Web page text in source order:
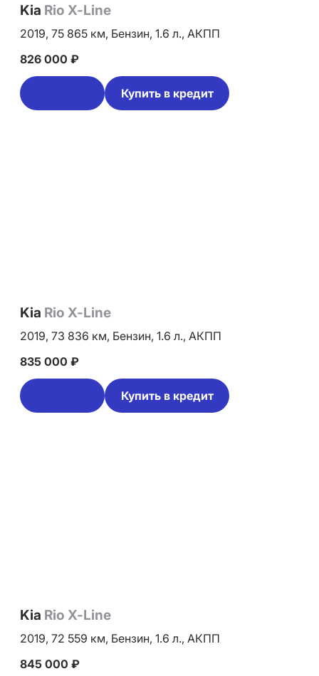
Kia Rio X-Line
2019, 75 865 км, Бензин, 1.6 л., АКПП
826 000 ₽
Купить в кредит
Kia Rio X-Line
2019, 73 836 км, Бензин, 1.6 л., АКПП
835 000 ₽
Купить в кредит
Kia Rio X-Line
2019, 72 559 км, Бензин, 1.6 л., АКПП
845 000 ₽